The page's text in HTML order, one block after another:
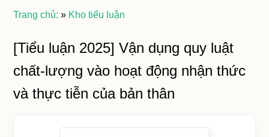
Trang chủ: » Kho tiểu luận
[Tiểu luận 2025] Vận dụng quy luật
chất-lượng vào hoạt động nhận thức
và thực tiễn của bản thân